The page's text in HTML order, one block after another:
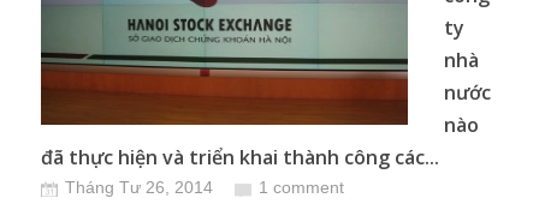
ty
nhà
nước
nào
đã thực hiện và triển khai thành công các...
Tháng Tư 26, 2014 1 comment